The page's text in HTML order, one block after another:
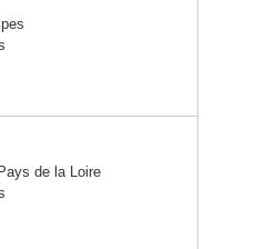
de la Loire